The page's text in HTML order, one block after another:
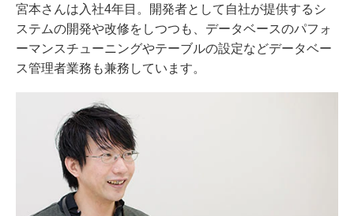
宮本さんは入社4年目。開発者として自社が提供するシ
ステムの開発や改修をしつつも、データベースのパフォ
ーマンスチューニングやテーブルの設定などデータベー
ス管理者業務も兼務しています。